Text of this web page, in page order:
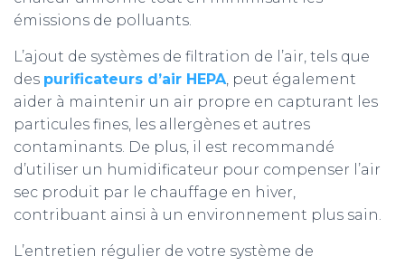
émissions de polluants.
L’ajout de systèmes de filtration de l’air, tels que
des purificateurs d’air HEPA, peut également
aider à maintenir un air propre en capturant les
particules fines, les allergènes et autres
contaminants. De plus, il est recommandé
d’utiliser un humidificateur pour compenser l’air
sec produit par le chauffage en hiver,
contribuant ainsi à un environnement plus sain.
L’entretien régulier de votre système de